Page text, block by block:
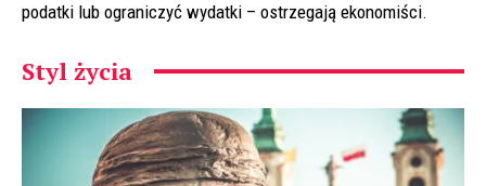
podatki lub ograniczyć wydatki – ostrzegają ekonomiści.
Styl życia